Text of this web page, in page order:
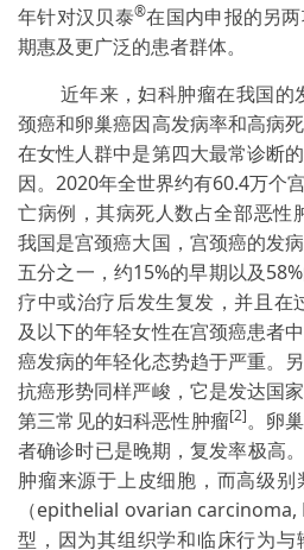
年针对汉贝泰®在国内申报的另
期惠及更广泛的患者群体。
近年来，妇科肿瘤在我国的
颈癌和卵巢癌因高发病率和高病
在女性人群中是第四大最常诊断
因。2020年全世界约有60.4万个
亡病例，其病死人数占全部恶性
我国是宫颈癌大国，宫颈癌的发
五分之一，约15%的早期以及
疗中或治疗后发生复发，并且在
及以下的年轻女性在宫颈癌患者
癌发病的年轻化态势趋于严重。
抗癌形势同样严峻，它是发达国
第三常见的妇科恶性肿瘤[2]。卵
者确诊时已是晚期，复发率极高
肿瘤来源于上皮细胞，而高级
（epithelial ovarian carcinoma,
型，因为其组织学和临床行为